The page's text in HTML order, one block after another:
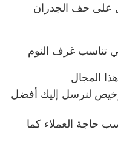
على حف الجدران
تناسب غرف النوم
المجال
رخيص لنرسل إليك أفضل
حاجة العملاء كما